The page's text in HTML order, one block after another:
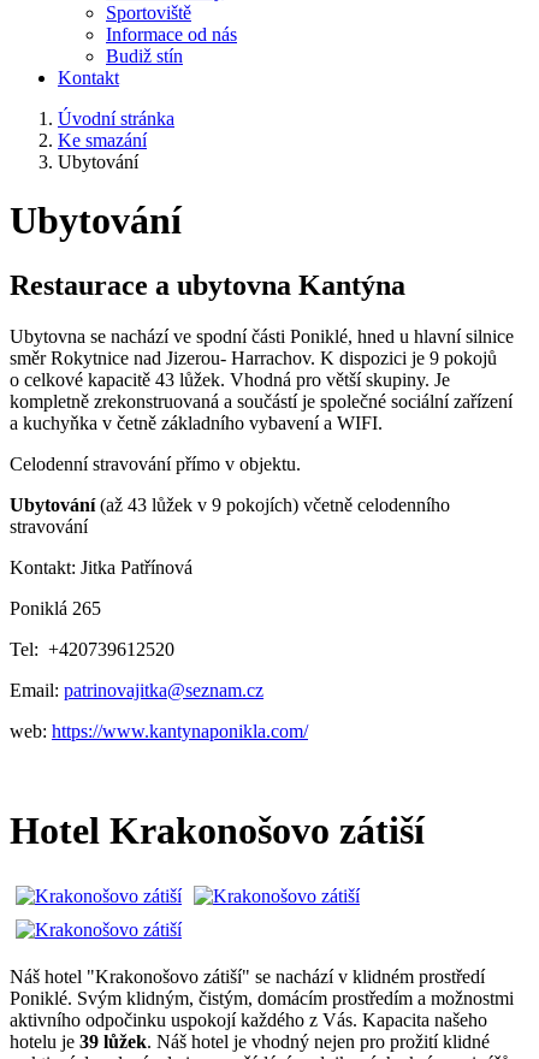
Sportoviště
Informace od nás
Budiž stín
Kontakt
Úvodní stránka
Ke smazání
Ubytování
Ubytování
Restaurace a ubytovna Kantýna
Ubytovna se nachází ve spodní části Poniklé, hned u hlavní silnice
směr Rokytnice nad Jizerou- Harrachov. K dispozici je 9 pokojů
o celkové kapacitě 43 lůžek. Vhodná pro větší skupiny. Je
kompletně zrekonstruovaná a součástí je společné sociální zařízení
a kuchyňka v četně základního vybavení a WIFI.
Celodenní stravování přímo v objektu.
Ubytování(až 43 lůžek v 9 pokojích) včetně celodenního
stravování
Kontakt: Jitka Patřínová
Poniklá 265
Tel: +420739612520
Email: patrinovajitka@seznam.cz
web: https://www.kantynaponikla.com/
Hotel Krakonošovo zátiší
Náš hotel "Krakonošovo zátiší" se nachází v klidném prostředí
Poniklé. Svým klidným, čistým, domácím prostředím a možnostmi
aktivního odpočinku uspokojí každého z Vás. Kapacita našeho
hotelu je 39 lůžek. Náš hotel je vhodný nejen pro prožití klidné